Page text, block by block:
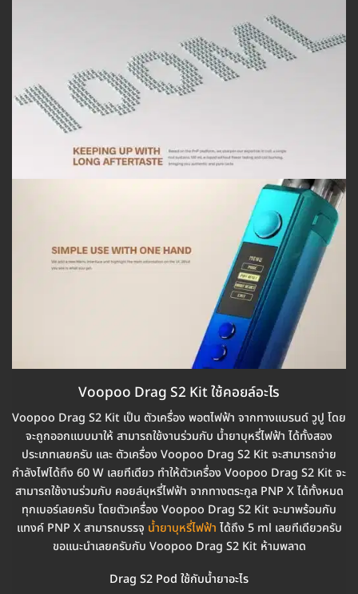
Voopoo Drag S2 Kit ใช้คอยล์อะไร
Voopoo Drag S2 Kit เป็น ตัวเครื่อง พอตไฟฟ้า จากทางแบรนด์ วูปู โดย
จะถูกออกแบบมาให้ สามารถใช้งานร่วมกับ น้ำยาบุหรี่ไฟฟ้า ได้ทั้งสอง
ประเภทเลยครับ และ ตัวเครื่อง Voopoo Drag S2 Kit จะสามารถจ่าย
กำลังไฟได้ถึง 60 W เลยทีเดียว ทำให้ตัวเครื่อง Voopoo Drag S2 Kit จะ
สามารถใช้งานร่วมกับ คอยล์บุหรี่ไฟฟ้า จากทางตระกูล PNP X ได้ทั้งหมด
ทุกเบอร์เลยครับ โดยตัวเครื่อง Voopoo Drag S2 Kit จะมาพร้อมกับ
แทงค์ PNP X สามารถบรรจุ น้ำยาบุหรี่ไฟฟ้า ได้ถึง 5 ml เลยทีเดียวครับ
ขอแนะนำเลยครับกับ Voopoo Drag S2 Kit ห้ามพลาด
Drag S2 Pod ใช้กับน้ำยาอะไร